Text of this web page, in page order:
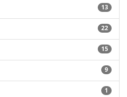
13
22
15
9
1